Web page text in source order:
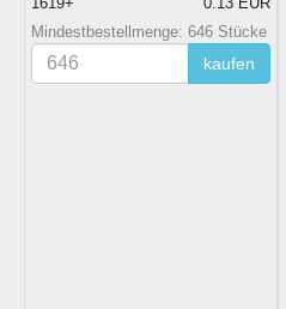
Mindestbestellmenge: 646 Stücke
kaufen